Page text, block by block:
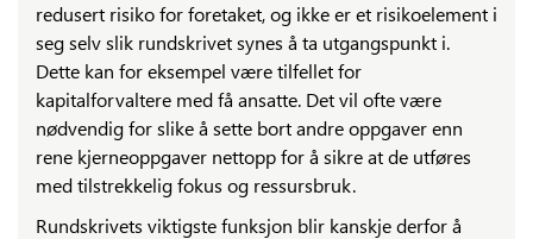
redusert risiko for foretaket, og ikke er et risikoelement i
seg selv slik rundskrivet synes å ta utgangspunkt i.
Dette kan for eksempel være tilfellet for
kapitalforvaltere med få ansatte. Det vil ofte være
nødvendig for slike å sette bort andre oppgaver enn
rene kjerneoppgaver nettopp for å sikre at de utføres
med tilstrekkelig fokus og ressursbruk.
Rundskrivets viktigste funksjon blir kanskje derfor å